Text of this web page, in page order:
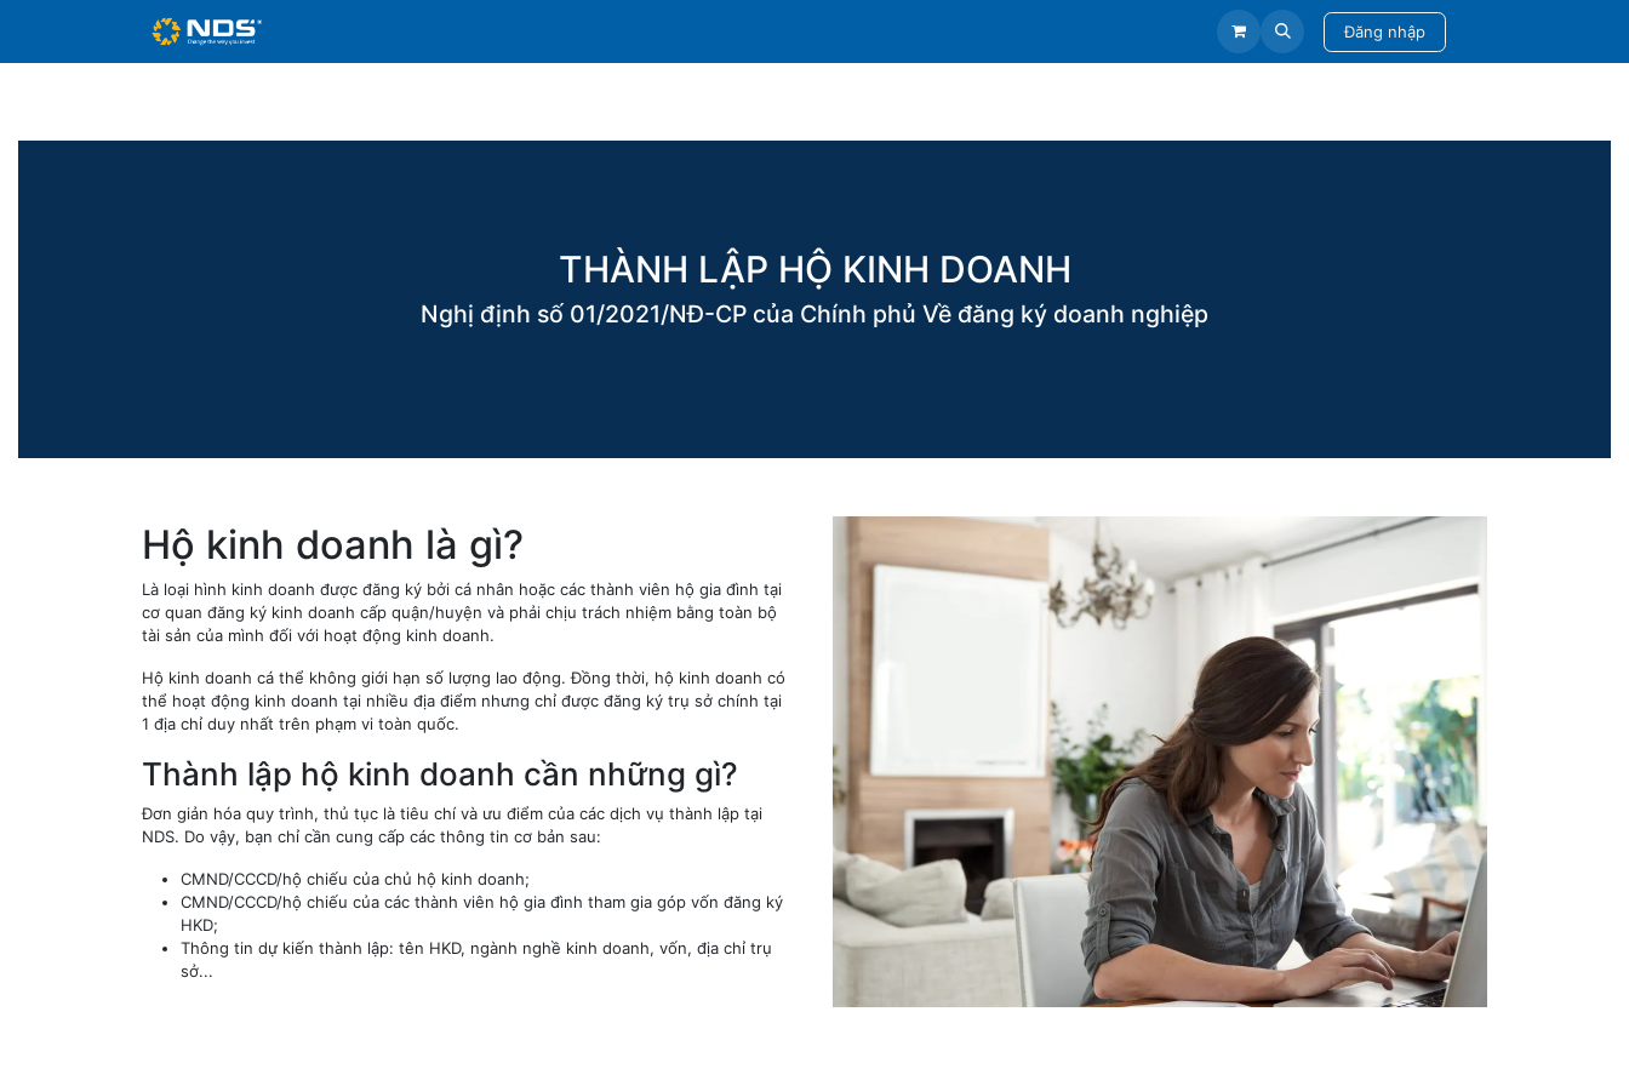
Đăng nhập
THÀNH LẬP HỘ KINH DOANH
Nghị định số 01/2021/NĐ-CP của Chính phủ Về đăng ký doanh nghiệp
Hộ kinh doanh là gì?
Là loại hình kinh doanh được đăng ký bởi cá nhân hoặc các thành viên hộ gia đình tại
cơ quan đăng ký kinh doanh cấp quận/huyện và phải chịu trách nhiệm bằng toàn bộ
tài sản của mình đối với hoạt động kinh doanh.
Hộ kinh doanh cá thể không giới hạn số lượng lao động. Đồng thời, hộ kinh doanh có
thể hoạt động kinh doanh tại nhiều địa điểm nhưng chỉ được đăng ký trụ sở chính tại
1 địa chỉ duy nhất trên phạm vi toàn quốc.
Thành lập hộ kinh doanh cần những gì?
Đơn giản hóa quy trình, thủ tục là tiêu chí và ưu điểm của các dịch vụ thành lập tại
NDS. Do vậy, bạn chỉ cần cung cấp các thông tin cơ bản sau:
CMND/CCCD/hộ chiếu của chủ hộ kinh doanh;
CMND/CCCD/hộ chiếu của các thành viên hộ gia đình tham gia góp vốn đăng ký
HKD;
Thông tin dự kiến thành lập: tên HKD, ngành nghề kinh doanh, vốn, địa chỉ trụ
sở...